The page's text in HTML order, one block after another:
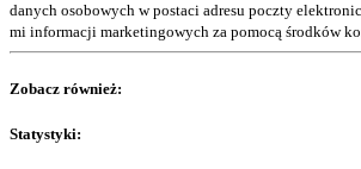
danych osobowych w postaci adresu poczty
mi informacji marketingowych za pomocą środków
Zobacz również:
Statystyki: